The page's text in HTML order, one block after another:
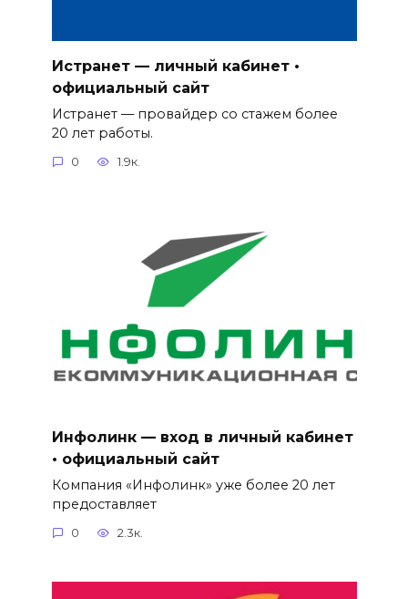
Истранет — личный кабинет •
официальный сайт
Истранет — провайдер со стажем более
20 лет работы.
0 1.9к.
Инфолинк — вход в личный кабинет
• официальный сайт
Компания «Инфолинк» уже более 20 лет
предоставляет
0 2.3к.